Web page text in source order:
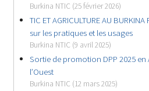
Burkina NTIC (25 février 2026)
TIC ET AGRICULTURE AU
sur les pratiques et les usages
Burkina NTIC (9 avril 2025)
Sortie de promotion DPP 2025 en
l’Ouest
Burkina NTIC (12 mars 2025)